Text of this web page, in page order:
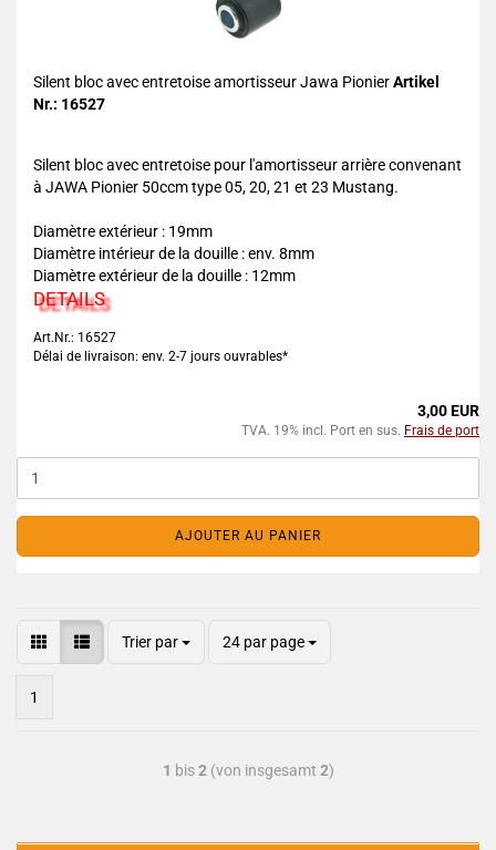
Silent bloc avec entretoise amortisseur Jawa PionierArtikel
Nr.: 16527
Silent bloc avec entretoise pour l'amortisseur arrière convenant
à JAWA Pionier 50ccm type 05, 20, 21 et 23 Mustang.
Diamètre extérieur : 19mm
Diamètre intérieur de la douille : env. 8mm
Diamètre extérieur de la douille : 12mm
DETAILS
Art.Nr.: 16527
Délai de livraison: env. 2-7 jours ouvrables*
3,00 EUR
TVA. 19% incl. Port en sus. Frais de port
AJOUTER AU PANIER
Trier par 24 par page
1
1 bis2(von insgesamt 2)